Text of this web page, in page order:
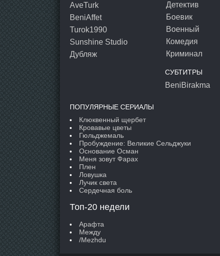
AveTurk
BeniAffet
Turok1990
Sunshine Studio
Дубляж
Детектив
Боевик
Военный
Комедия
Криминал
СУБТИТРЫ
BeniBirakma
ПОПУЛЯРНЫЕ СЕРИАЛЫ
Клюквенный щербет
Кровавые цветы
Гюльджемаль
Пробуждение: Великие Сельджуки
Основание Осман
Меня зовут Фарах
Плен
Ловушка
Лучик света
Сердечная боль
Топ-20 недели
Арафта
Между
/Mezhdu